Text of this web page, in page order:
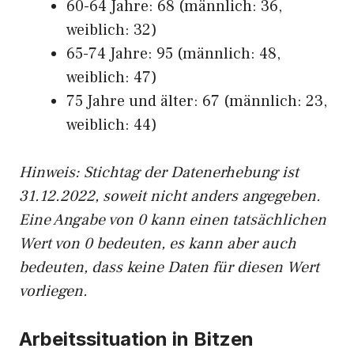
60-64 Jahre: 68 (männlich: 36,
weiblich: 32)
65-74 Jahre: 95 (männlich: 48,
weiblich: 47)
75 Jahre und älter: 67 (männlich: 23,
weiblich: 44)
Hinweis: Stichtag der Datenerhebung ist
31.12.2022, soweit nicht anders angegeben.
Eine Angabe von 0 kann einen tatsächlichen
Wert von 0 bedeuten, es kann aber auch
bedeuten, dass keine Daten für diesen Wert
vorliegen.
Arbeitssituation in Bitzen